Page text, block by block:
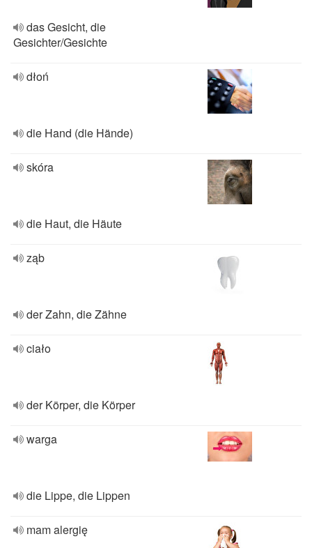
das Gesicht, die
Gesichter/Gesichte
dłoń
die Hand (die Hände)
skóra
die Haut, die Häute
ząb
der Zahn, die Zähne
ciało
der Körper, die Körper
warga
die Lippe, die Lippen
mam alergię